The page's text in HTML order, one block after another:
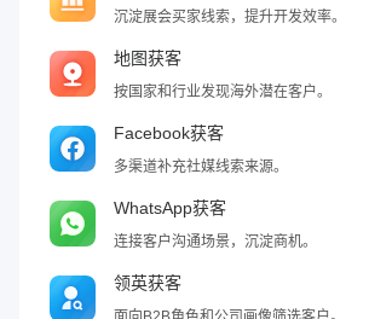
沉淀展会买家线索，提升开发效率。
地图获客
按国家和行业发现海外潜在客户。
Facebook获客
多渠道补充社媒线索来源。
WhatsApp获客
连接客户沟通场景，沉淀商机。
领英获客